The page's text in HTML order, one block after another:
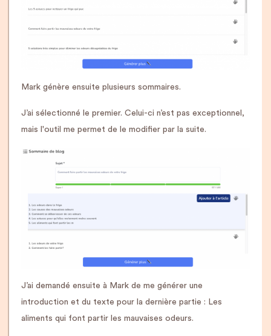
Mark génère ensuite plusieurs sommaires.
J’ai sélectionné le premier. Celui-ci n’est pas exceptionnel,
mais l'outil me permet de le modifier par la suite.
J’ai demandé ensuite à Mark de me générer une
introduction et du texte pour la dernière partie : Les
aliments qui font partir les mauvaises odeurs.